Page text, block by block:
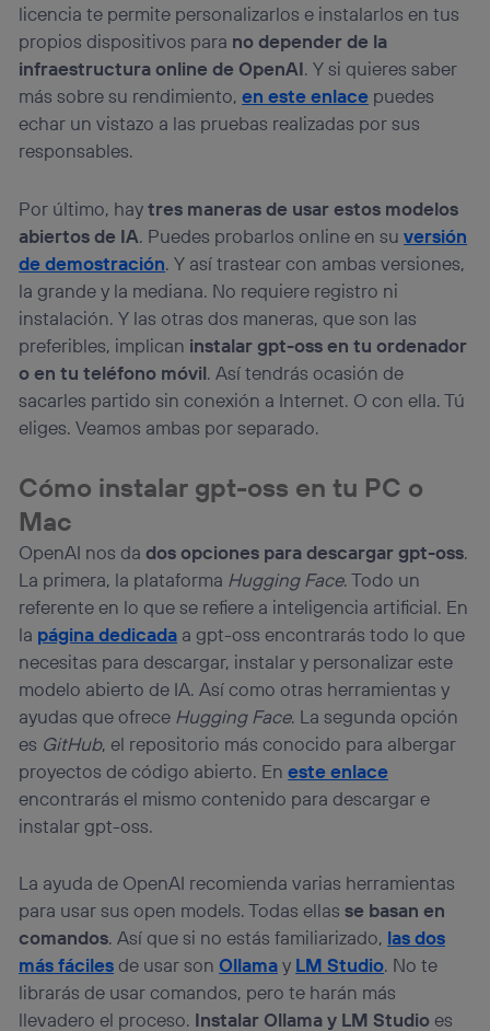
licencia te permite personalizarlos e instalarlos en tus
propios dispositivos para no depender de la
infraestructura online de OpenAI. Y si quieres saber
más sobre su rendimiento,en este enlace puedes
echar un vistazo a las pruebas realizadas por sus
responsables.
Por último, haytres maneras de usar estos modelos
abiertos de IA. Puedes probarlos online en suversión
de demostración. Y así trastear con ambas versiones,
la grande y la mediana. No requiere registro ni
instalación. Y las otras dos maneras, que son las
preferibles, implican instalar gpt-oss en tu ordenador
o en tu teléfono móvil. Así tendrás ocasión de
sacarles partido sin conexión a Internet. O con ella. Tú
eliges. Veamos ambas por separado.
Cómo instalar gpt-oss en tu PC o
Mac
OpenAI nos dados opciones para descargar gpt-oss.
La primera, la plataforma Hugging Face. Todo un
referente en lo que se refiere a inteligencia artificial. En
la página dedicada a gpt-oss encontrarás todo lo que
necesitas para descargar, instalar y personalizar este
modelo abierto de IA. Así como otras herramientas y
ayudas que ofrece Hugging Face. La segunda opción
es GitHub, el repositorio más conocido para albergar
proyectos de código abierto. Eneste enlace
encontrarás el mismo contenido para descargar e
instalar gpt-oss.
La ayuda de OpenAI recomienda varias herramientas
para usar sus open models. Todas ellasse basan en
comandos. Así que si no estás familiarizado, las dos
más fácilesde usar sonOllamay LM Studio. No te
librarás de usar comandos, pero te harán más
llevadero el proceso. Instalar Ollama y LM Studioes